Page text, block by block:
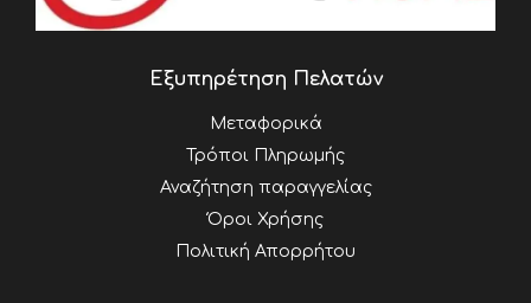
Εξυπηρέτηση Πελατών
Μεταφορικά
Τρόποι Πληρωμής
Αναζήτηση παραγγελίας
Όροι Χρήσης
Πολιτική Απορρήτου